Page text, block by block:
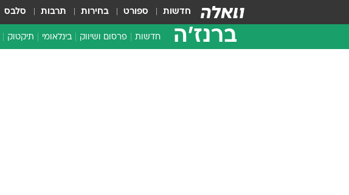
חדשות ספורט בחירות תרבות סלבס
ברנז'ה חדשות פרסום ושיווק בינלאומי תיקטוק